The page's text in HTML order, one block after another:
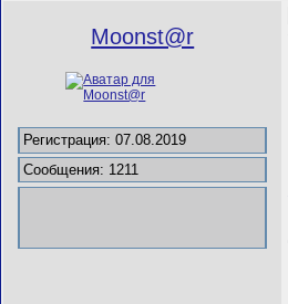
Mооnst@r
Регистрация: 07.08.2019
Сообщения: 1211